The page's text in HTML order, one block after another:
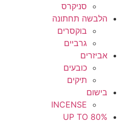
סניקרס
הלבשה תחתונה
בוקסרים
גרביים
אביזרים
כובעים
תיקים
בישום
INCENSE
UP TO 80%